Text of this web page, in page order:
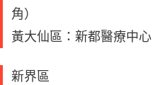
角）
黃大仙區：新都醫療中心
新界區